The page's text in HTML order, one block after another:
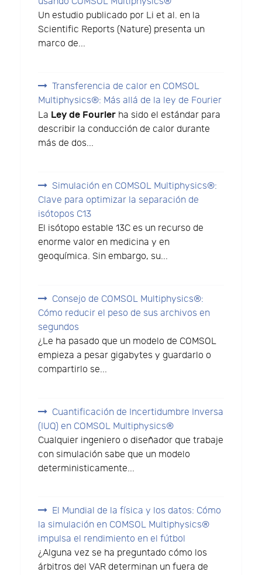
Un estudio publicado por Li et al. en la
Scientific Reports (Nature) presenta un
marco de...
Transferencia de calor en COMSOL
Multiphysics®: Más allá de la ley de Fourier
La Ley de Fourier ha sido el estándar para
describir la conducción de calor durante
más de dos...
Simulación en COMSOL Multiphysics®:
Clave para optimizar la separación de
isótopos C13
El isótopo estable 13C es un recurso de
enorme valor en medicina y en
geoquímica. Sin embargo, su...
Consejo de COMSOL Multiphysics®:
Cómo reducir el peso de sus archivos en
segundos
¿Le ha pasado que un modelo de COMSOL
empieza a pesar gigabytes y guardarlo o
compartirlo se...
Cuantificación de Incertidumbre Inversa
(IUQ) en COMSOL Multiphysics®
Cualquier ingeniero o diseñador que trabaje
con simulación sabe que un modelo
deterministicamente...
El Mundial de la física y los datos: Cómo
la simulación en COMSOL Multiphysics®
impulsa el rendimiento en el fútbol
¿Alguna vez se ha preguntado cómo los
árbitros del VAR determinan un fuera de